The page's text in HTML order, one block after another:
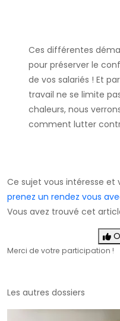
Ces différentes
pour préserver le
de vos salariés ! Et
travail ne se limite
chaleurs, nous
comment lutter
Ce sujet vous intéresse et
prenez un rendez vous
Vous avez trouvé cet
Merci de votre participation !
Les autres dossiers